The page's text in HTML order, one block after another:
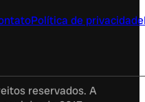
Política de privacidade
reservados. A